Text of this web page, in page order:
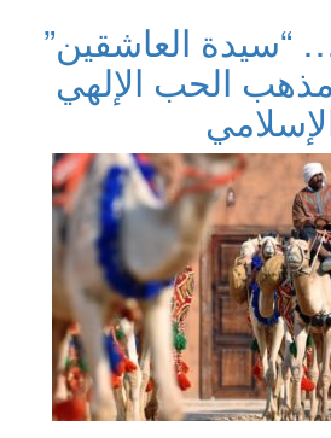
“سيدة العاشقين”
الحب الإلهي